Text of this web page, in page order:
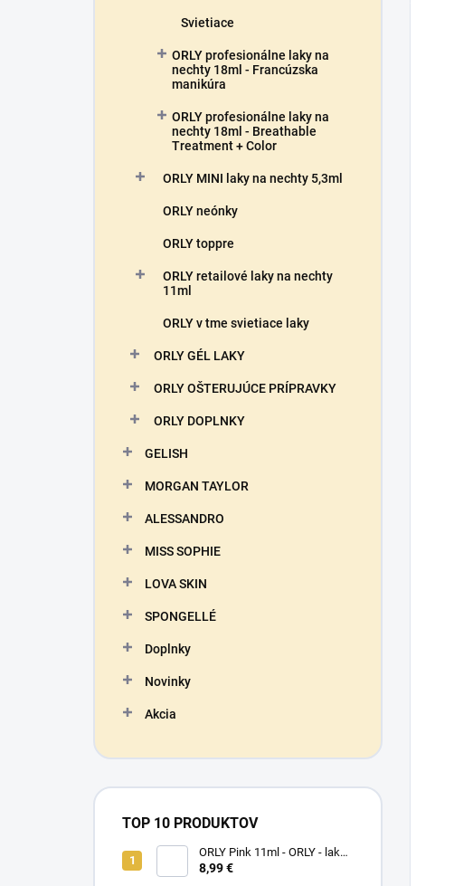
Svietiace
ORLY profesionálne laky na
nechty 18ml - Francúzska
manikúra
ORLY profesionálne laky na
nechty 18ml - Breathable
Treatment + Color
ORLY MINI laky na nechty 5,3ml
ORLY neónky
ORLY toppre
ORLY retailové laky na nechty
11ml
ORLY v tme svietiace laky
ORLY GÉL LAKY
ORLY OŠTERUJÚCE PRÍPRAVKY
ORLY DOPLNKY
GELISH
MORGAN TAYLOR
ALESSANDRO
MISS SOPHIE
LOVA SKIN
SPONGELLÉ
Doplnky
Novinky
Akcia
TOP 10 PRODUKTOV
ORLY Pink 11ml - ORLY - lak
na nechty
8,99 €